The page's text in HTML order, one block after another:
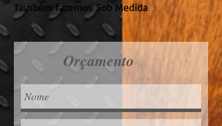
Também fazemos Sob Medida
Orçamento